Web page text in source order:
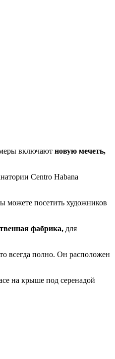
включают новую мечеть,
Centro Habana
можете посетить художников
фабрика, для
всегда полно. Он расположен
на крыше под серенадой